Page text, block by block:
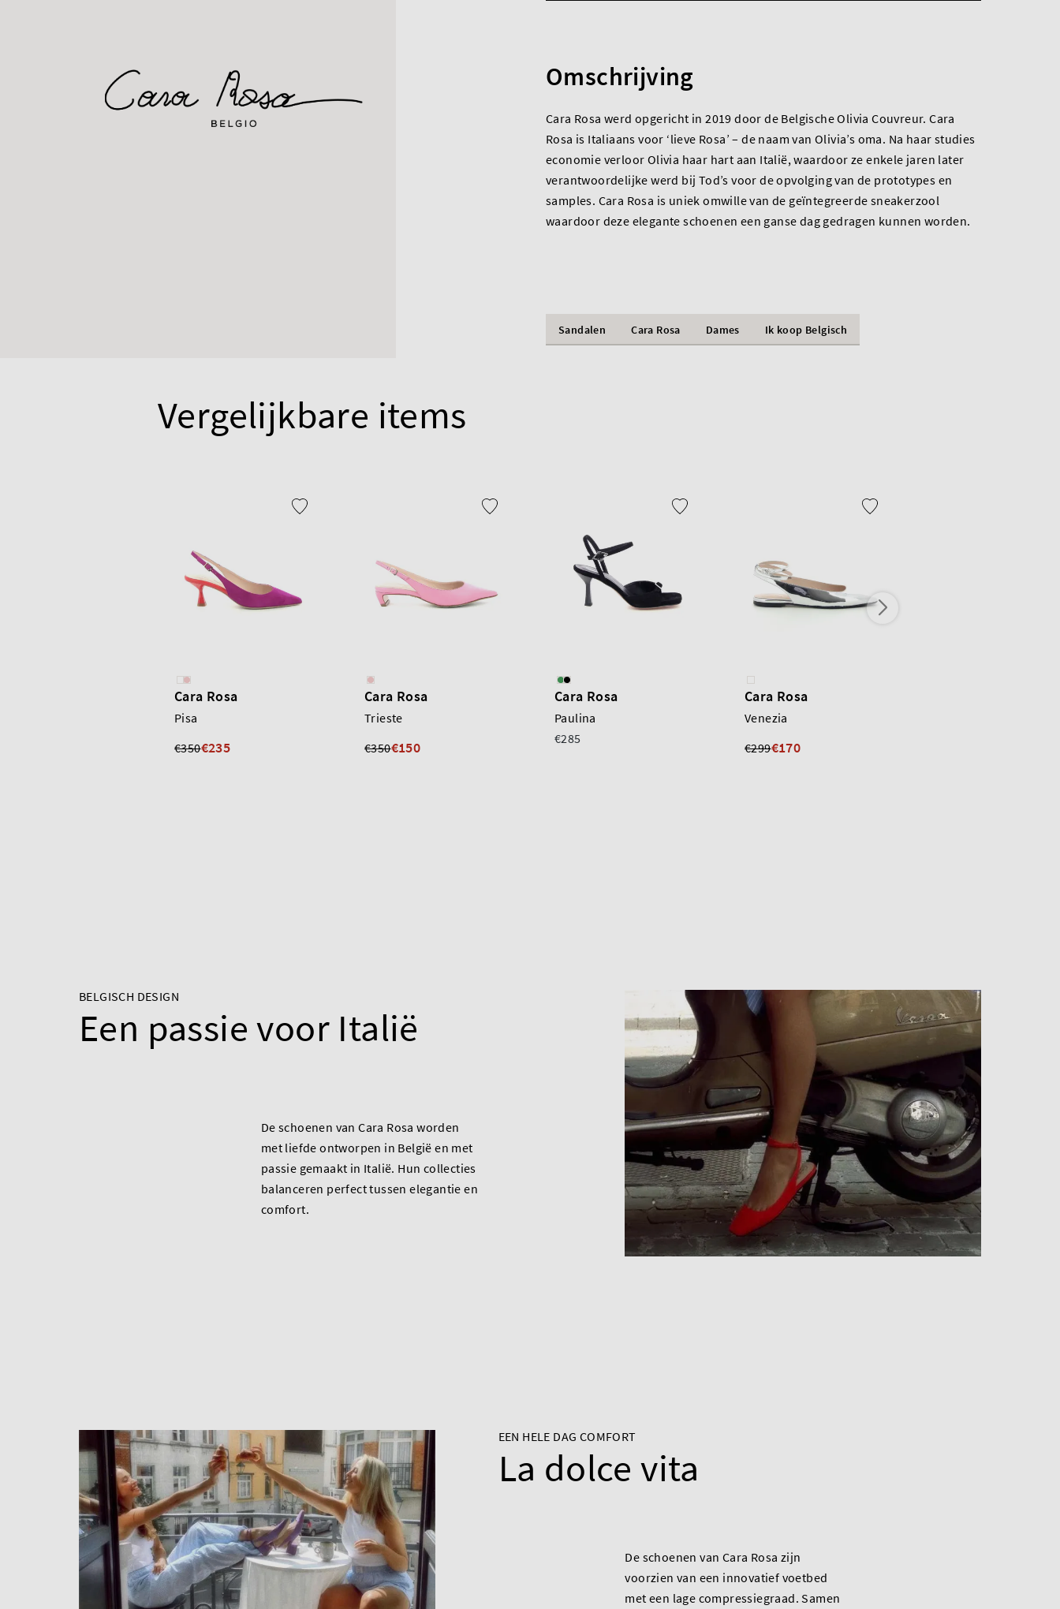
Omschrijving
Cara Rosa werd opgericht in 2019 door de Belgische Olivia Couvreur. Cara
Rosa is Italiaans voor ‘lieve Rosa’ – de naam van Olivia’s oma. Na haar studies
economie verloor Olivia haar hart aan Italië, waardoor ze enkele jaren later
verantwoordelijke werd bij Tod’s voor de opvolging van de prototypes en
samples. Cara Rosa is uniek omwille van de geïntegreerde sneakerzool
waardoor deze elegante schoenen een ganse dag gedragen kunnen worden.
Sandalen Cara Rosa Dames Ik koop Belgisch
Vergelijkbare items
Cara Rosa
Pisa
€350€235
Cara Rosa
Trieste
€350€150
Cara Rosa
Paulina
€285
Cara Rosa
Venezia
€299€170
BELGISCH DESIGN
Een passie voor Italië
De schoenen van Cara Rosa worden
met liefde ontworpen in België en met
passie gemaakt in Italië. Hun collecties
balanceren perfect tussen elegantie en
comfort.
EEN HELE DAG COMFORT
La dolce vita
De schoenen van Cara Rosa zijn
voorzien van een innovatief voetbed
met een lage compressiegraad. Samen